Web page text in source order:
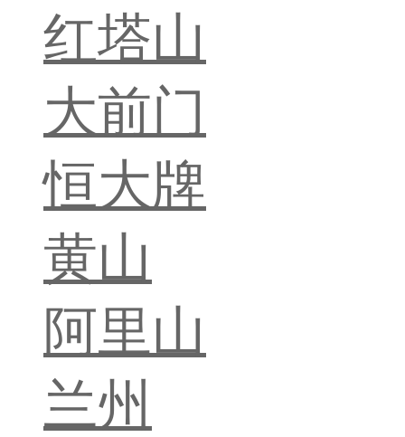
红塔山
大前门
恒大牌
黄山
阿里山
兰州